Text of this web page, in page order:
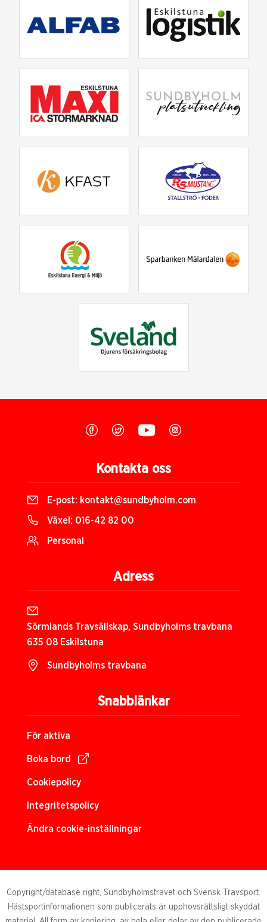
Snabblänkar
För aktiva
Boka bord
Cookiepolicy
Integritetspolicy
Ändra cookie-inställningar
Kontakta oss
E-post: kontakt@sundbyholm.com
Växel: 016-42 82 00
Personal
Adress
Sörmlands Travsällskap, Sundbyholms travbana
635 08 Eskilstuna
Sundbyholms travbana
Copyright/database right, Sundbyholmstravet och Svensk Travsport.
Hästsportinformationen som publicerats är upphovsrättsligt skyddat